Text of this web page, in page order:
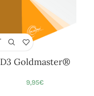
D3 Goldmaster®
9,95€